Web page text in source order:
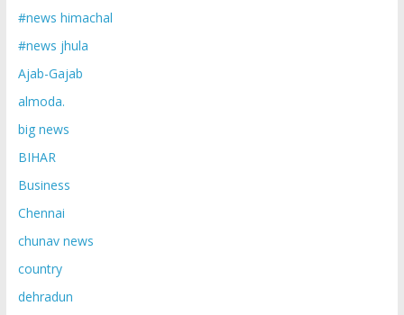
#news himachal
#news jhula
Ajab-Gajab
almoda.
big news
BIHAR
Business
Chennai
chunav news
country
dehradun